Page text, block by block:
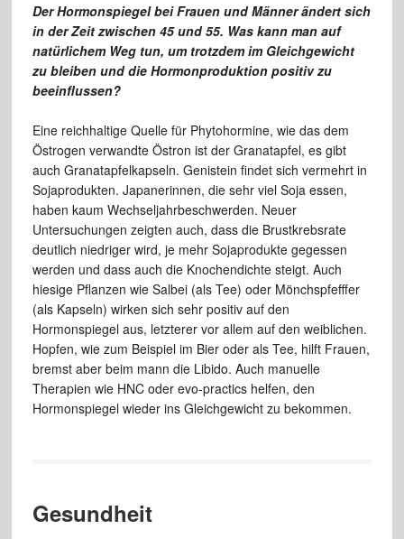
Der Hormonspiegel bei Frauen und Männer ändert sich
in der Zeit zwischen 45 und 55. Was kann man auf
natürlichem Weg tun, um trotzdem im Gleichgewicht
zu bleiben und die Hormonproduktion positiv zu
beeinflussen?
Eine reichhaltige Quelle für Phytohormine, wie das dem
Östrogen verwandte Östron ist der Granatapfel, es gibt
auch Granatapfelkapseln. Genistein findet sich vermehrt in
Sojaprodukten. Japanerinnen, die sehr viel Soja essen,
haben kaum Wechseljahrbeschwerden. Neuer
Untersuchungen zeigten auch, dass die Brustkrebsrate
deutlich niedriger wird, je mehr Sojaprodukte gegessen
werden und dass auch die Knochendichte steigt. Auch
hiesige Pflanzen wie Salbei (als Tee) oder Mönchspfefffer
(als Kapseln) wirken sich sehr positiv auf den
Hormonspiegel aus, letzterer vor allem auf den weiblichen.
Hopfen, wie zum Beispiel im Bier oder als Tee, hilft Frauen,
bremst aber beim mann die Libido. Auch manuelle
Therapien wie HNC oder evo-practics helfen, den
Hormonspiegel wieder ins Gleichgewicht zu bekommen.
Gesundheit